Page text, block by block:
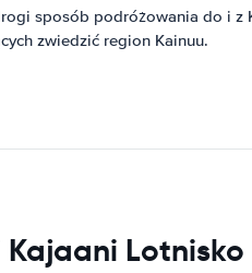
sposób podróżowania do i
zwiedzić region Kainuu.
Lotnisko